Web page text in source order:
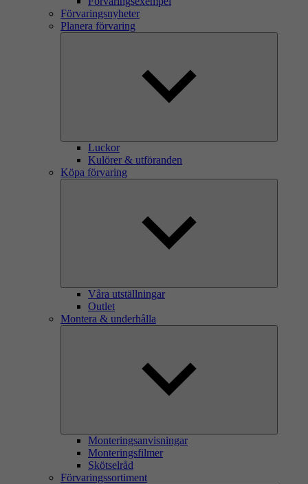
Förvaringsnyheter
Planera förvaring
Luckor
Kulörer & utföranden
Köpa förvaring
Våra utställningar
Outlet
Montera & underhålla
Monteringsanvisningar
Monteringsfilmer
Skötselråd
Förvaringssortiment